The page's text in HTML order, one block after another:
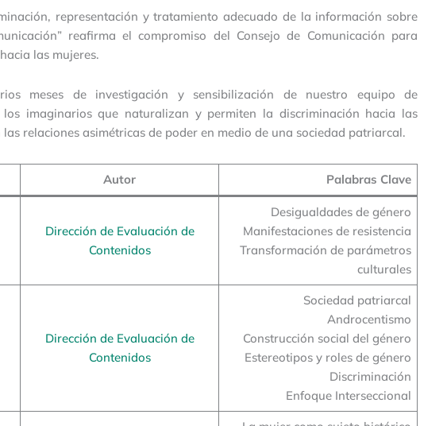
representación y tratamiento adecuado de la información sobre
reafirma el compromiso del Consejo de Comunicación para
las mujeres.
meses de investigación y sensibilización de nuestro equipo de
los imaginarios que naturalizan y permiten la discriminación hacia las
relaciones asimétricas de poder en medio de una sociedad patriarcal.
Autor Palabras Clave
Dirección de Evaluación de
Contenidos
Desigualdades de género
Manifestaciones de resistencia
Transformación de parámetros
culturales
Dirección de Evaluación de
Contenidos
Sociedad patriarcal
Androcentismo
Construcción social del género
Estereotipos y roles de género
Discriminación
Enfoque Interseccional